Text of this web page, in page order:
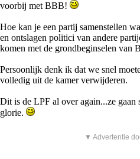
voorbij met BBB!
Hoe kan je een partij samenstellen
en ontslagen politici van andere
komen met de grondbeginselen van
Persoonlijk denk ik dat we snel
volledig uit de kamer verwijderen.
Dit is de LPF al over again...ze gaan
glorie.
▼ Advertentie